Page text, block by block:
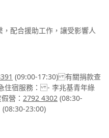
配合援助工作，讓受影響人
(09:00-17:30) 有關捐款查
住宿服務： - 李兆基青年綠
營： 2792 4302 (08:30-
(08:30-23:00)